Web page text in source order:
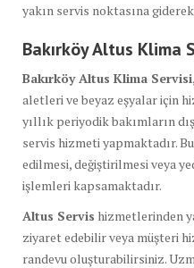
yakın servis noktasına
Bakırköy Altus Klima
Bakırköy Altus Klima Servisi
aletleri ve beyaz eşyalar için
yıllık periyodik bakımların
servis hizmeti yapmaktadır.
edilmesi, değiştirilmesi veya
işlemleri kapsamaktadır.
Altus Servis hizmetlerinden
ziyaret edebilir veya müşteri
randevu oluşturabilirsiniz.